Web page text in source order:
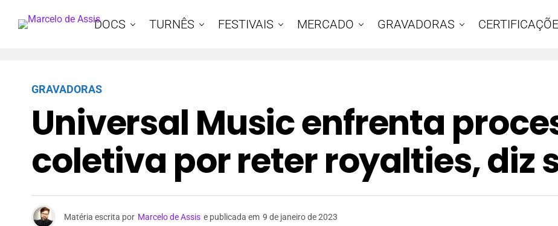
DOCS TURNÊS FESTIVAIS MERCADO GRAVADORAS
GRAVADORAS
Universal Music enfrenta
coletiva por reter royalties, diz
Matéria escrita por Marcelo de Assis e publicada em 9 de janeiro de 2023